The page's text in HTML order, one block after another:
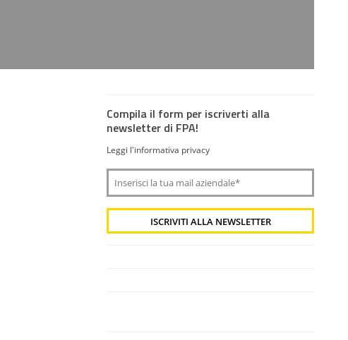
Compila il form per iscriverti alla
newsletter di FPA!
Leggi l'informativa privacy